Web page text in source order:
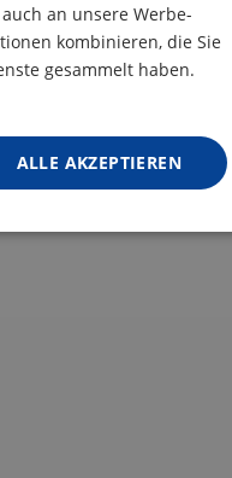
POLISH
an unsere Werbe-
kombinieren, die Sie
gesammelt haben.
ALLE AKZEPTIEREN